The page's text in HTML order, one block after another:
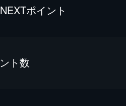
ポイント
ト数